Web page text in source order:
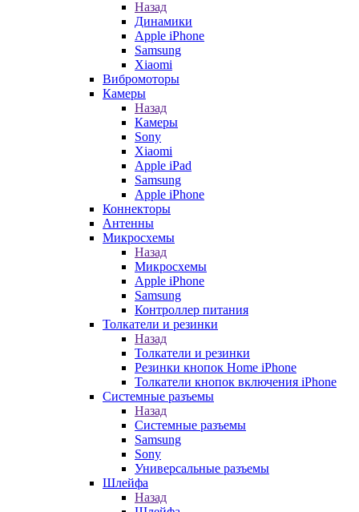
Назад
Динамики
Apple iPhone
Samsung
Xiaomi
Вибромоторы
Камеры
Назад
Камеры
Sony
Xiaomi
Apple iPad
Samsung
Apple iPhone
Коннекторы
Антенны
Микросхемы
Назад
Микросхемы
Apple iPhone
Samsung
Контроллер питания
Толкатели и резинки
Назад
Толкатели и резинки
Резинки кнопок Home iPhone
Толкатели кнопок включения iPhone
Системные разъемы
Назад
Системные разъемы
Samsung
Sony
Универсальные разъемы
Шлейфа
Назад